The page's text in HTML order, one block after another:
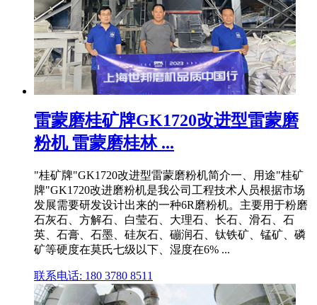
雷蒙磨桂矿牌GK1720改进型雷蒙磨
粉机 雷蒙磨桂林 ...
"桂矿牌"GK1720改进型雷蒙磨粉机简介一、用途"桂矿
牌"GK1720改进磨粉机是我公司工程技术人员根据市场
发展需要研发设计出来的一种6R磨粉机。主要用于粉磨
石灰石、方解石、白莹石、大理石、长石、滑石、石
英、石膏、石墨、硅灰石、磞润石、钛铁矿、锰矿、磷
矿等硬度在莫氏七级以下、湿度在6% ...
联系电话: 180 3780 8511